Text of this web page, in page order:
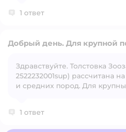
1 ответ
Добрый день. Для крупной
Здравствуйте. Толстовка
2522232001sup) рассчитана
и средних пород. Для
животного.
1 ответ